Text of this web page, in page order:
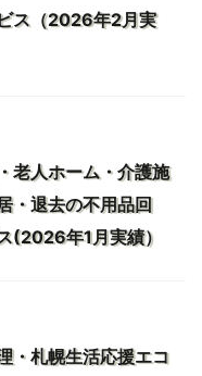
ス（2026年2月実
老人ホーム・介護施
・退去の不用品回
(2026年1月実績）
・札幌生活応援エコ